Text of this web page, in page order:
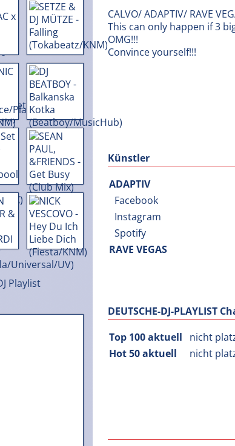
CALVO/ ADAPTIV/ RAVE
This can only happen if 3
OMG!!!
Convince yourself!!!
Künstler
ADAPTIV
Facebook
Instagram
Spotify
RAVE VEGAS
DEUTSCHE-DJ-PLAYLIST
Top 100 aktuell
nicht
Hot 50 aktuell
nicht